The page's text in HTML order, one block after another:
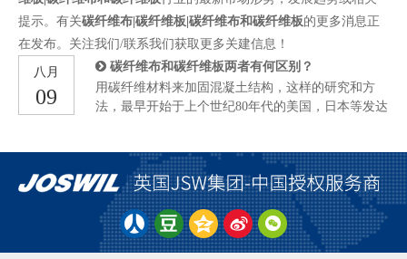
提示。有关碳纤维布|碳纤维板|碳纤维布和碳纤维板的更多消息正
在发布。关注我们/联系我们获取更多关建信息！
八月
09
碳纤维布和碳纤维板两者有何区别？
用碳纤维材料来加固混凝土结构，这样的研究和方
法，最早开始于上个世纪80年代的美国，日本等发达
取得了蓬勃发展。碳纤维加固应用领域，也越来越为
广泛。碳纤维加固，主要包含两种形式，一种是碳纤
维布加固，另外一种是碳纤维板加固，两者在结构承
载力的提升方面存在一些差异。今天我们就来聊一聊
碳纤维布和碳纤维板，这两者在加固领域中有哪些差